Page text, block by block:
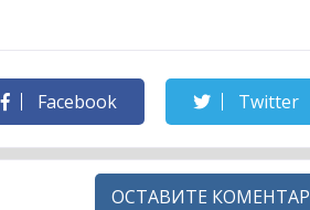
Facebook Twitter
ОСТАВИТЕ КОМЕНТАР